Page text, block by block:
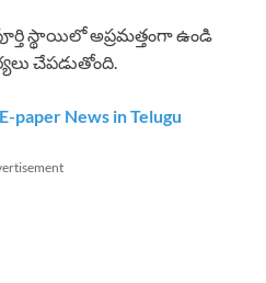
స్థాయిలో అప్రమత్తంగా ఉండి
చేపడుతోంది.
paper News in Telugu